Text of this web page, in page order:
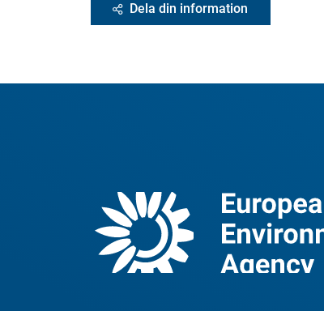
Dela din information